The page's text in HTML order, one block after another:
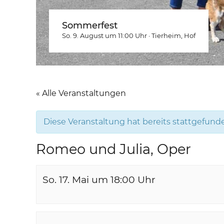
Sommerfest
So. 9. August um 11:00 Uhr ·Tierheim , Hof
« Alle Veranstaltungen
Diese Veranstaltung hat bereits
Romeo und Julia, Oper
So. 17. Mai um 18:00 Uhr